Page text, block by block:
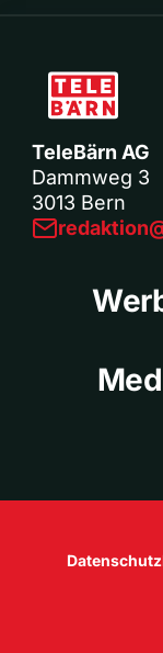
TeleBärn AG
Dammweg 3
3013 Bern
Datenschutz